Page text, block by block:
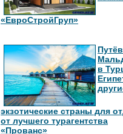
«ЕвроСтройГруп»
в
экзотические страны для
от лучшего турагентства
«Прованс»